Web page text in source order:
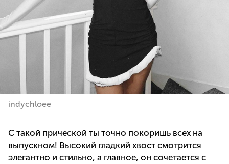
indychloee
С такой прической ты точно покоришь всех на
выпускном! Высокий гладкий хвост смотрится
элегантно и стильно, а главное, он сочетается с